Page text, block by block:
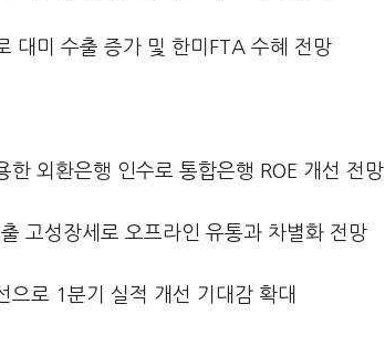
대미 수출 증가 및 한미FTA 수혜 전망
한 외환은행 인수로 통합은행 ROE 개선 전망
고성장세로 오프라인 유통과 차별화 전망
으로 1분기 실적 개선 기대감 확대